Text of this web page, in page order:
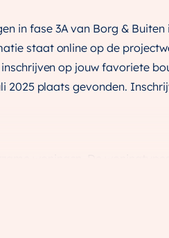
in fase 3A van Borg &
staat online op de
op jouw favoriete
2025 plaats gevonden.
we al bij eerdere fases.
en steenkleuren, ontstaat